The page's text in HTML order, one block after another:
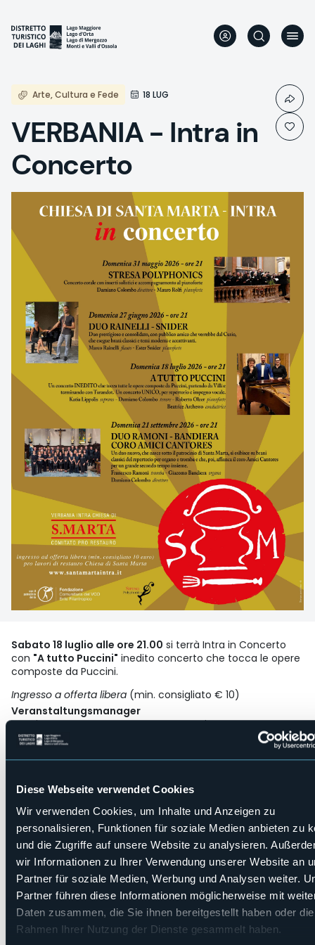
Diese Webseite verwendet Cookies
Wir verwenden Cookies, um Inhalte und Anzeigen zu
personalisieren, Funktionen für soziale Medien anbieten zu
und die Zugriffe auf unsere Website zu analysieren.
wir Informationen zu Ihrer Verwendung unserer Website an
Partner für soziale Medien, Werbung und Analysen weiter.
Partner führen diese Informationen möglicherweise mit
Daten zusammen, die Sie ihnen bereitgestellt haben oder
Rahmen Ihrer Nutzung der Dienste gesammelt haben.
Inhalt
Arte, Cultura e Fede 18 LUG
VERBANIA - Intra in
Concerto
Sabato 18 luglio alle ore 21.00 si terrà Intra in Concerto
con "A tutto Puccini" inedito concerto che tocca le opere
composte da Puccini.
Ingresso a offerta libera (min. consigliato € 10)
Veranstaltungsmanager
Comitato Pro Restauro Santa Marta Onlus
Veranstaltungsort
Chiesa di Santa Marta
info@santamartaintra.it
Webseite
https://eventi.comune.https://eventi.comune.verbania.it/
DI-SANTA-…
Via Giorgio Andreoli
28921 - Verbania (VB)